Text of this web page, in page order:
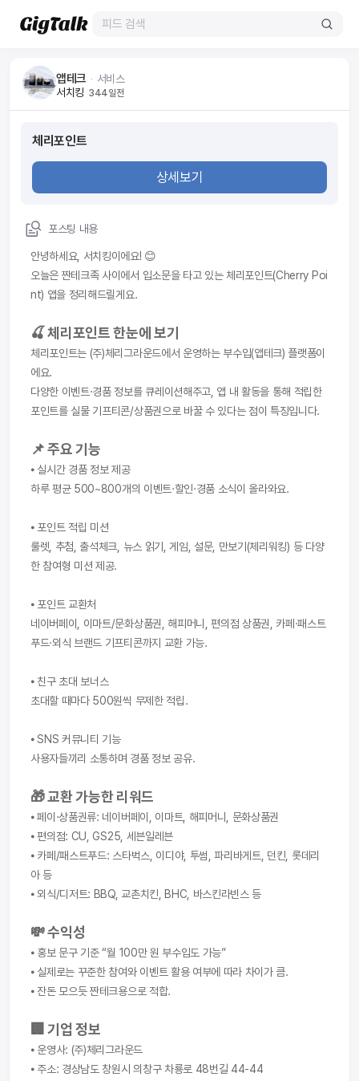
앱테크 ᆞ 서비스
서치킹 344일전
체리포인트
상세보기
포스팅 내용
안녕하세요, 서치킹이에요! 😊
오늘은 짠테크족 사이에서 입소문을 타고 있는 체리포인트(Cherry Poi
nt) 앱을 정리해드릴게요.
🍒 체리포인트 한눈에 보기
체리포인트는 (주)체리그라운드에서 운영하는 부수입(앱테크) 플랫폼이
에요.
다양한 이벤트·경품 정보를 큐레이션해주고, 앱 내 활동을 통해 적립한
포인트를 실물 기프티콘/상품권으로 바꿀 수 있다는 점이 특징입니다.
📌 주요 기능
⦁ 실시간 경품 정보 제공
하루 평균 500~800개의 이벤트·할인·경품 소식이 올라와요.
⦁ 포인트 적립 미션
룰렛, 추첨, 출석체크, 뉴스 읽기, 게임, 설문, 만보기(체리워킹) 등 다양
한 참여형 미션 제공.
⦁ 포인트 교환처
네이버페이, 이마트/문화상품권, 해피머니, 편의점 상품권, 카페·패스트
푸드·외식 브랜드 기프티콘까지 교환 가능.
⦁ 친구 초대 보너스
초대할 때마다 500원씩 무제한 적립.
⦁ SNS 커뮤니티 기능
사용자들끼리 소통하며 경품 정보 공유.
🎁 교환 가능한 리워드
⦁ 페이·상품권류: 네이버페이, 이마트, 해피머니, 문화상품권
⦁ 편의점: CU, GS25, 세븐일레븐
⦁ 카페/패스트푸드: 스타벅스, 이디야, 투썸, 파리바게트, 던킨, 롯데리
아 등
⦁ 외식/디저트: BBQ, 교촌치킨, BHC, 바스킨라빈스 등
💸 수익성
⦁ 홍보 문구 기준 “월 100만 원 부수입도 가능”
⦁ 실제로는 꾸준한 참여와 이벤트 활용 여부에 따라 차이가 큼.
⦁ 잔돈 모으듯 짠테크용으로 적합.
🏢 기업 정보
⦁ 운영사: (주)체리그라운드
⦁ 주소: 경상남도 창원시 의창구 차룡로 48번길 44-44